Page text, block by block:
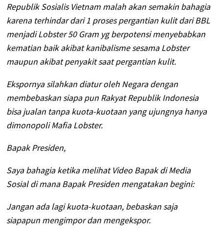
Republik Sosialis Vietnam malah akan semakin bahagia
karena terhindar dari 1 proses pergantian kulit dari BBL
menjadi Lobster 50 Gram yg berpotensi menyebabkan
kematian baik akibat kanibalisme sesama Lobster
maupun akibat penyakit saat pergantian kulit.
Ekspornya silahkan diatur oleh Negara dengan
membebaskan siapa pun Rakyat Republik Indonesia
bisa jualan tanpa kuota-kuotaan yang ujungnya hanya
dimonopoli Mafia Lobster.
Bapak Presiden,
Saya bahagia ketika melihat Video Bapak di Media
Sosial di mana Bapak Presiden mengatakan begini:
Jangan ada lagi kuota-kuotaan, bebaskan saja
siapapun mengimpor dan mengekspor.